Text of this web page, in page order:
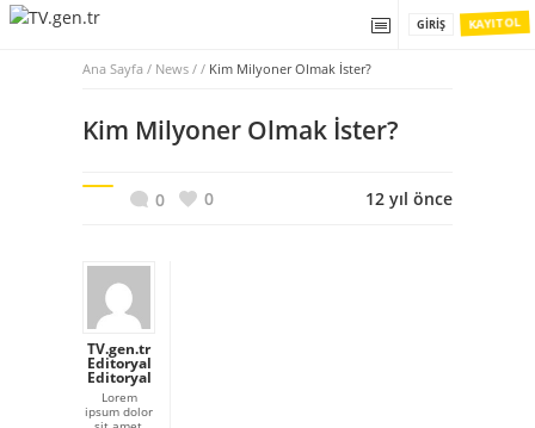
KAYIT OL
GIRIŞ
Ana Sayfa / News / / Kim Milyoner Olmak İster?
Kim Milyoner Olmak İster?
0 0 12 yıl önce
TV.gen.tr
Editoryal
Editoryal
Lorem
ipsum dolor